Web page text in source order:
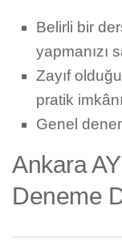
Belirli bir
yapmanızı
Zayıf
pratik
Genel
Ankara
Deneme